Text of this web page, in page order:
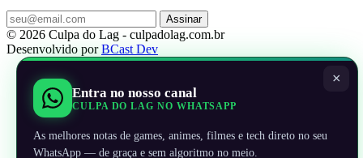
Assinar
© 2026 Culpa do Lag - culpadolag.com.br
Desenvolvido porBCast Dev
×
Entra no nosso canal
CULPA DO LAG NO WHATSAPP
As melhores notas de games, animes, filmes e tech direto no seu
WhatsApp — de graça e sem algoritmo no meio.